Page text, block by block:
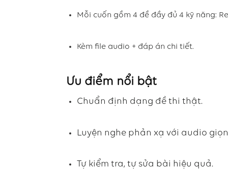
Mỗi cuốn gồm 4 đề đầy đủ 4 kỹ năng:
Kèm file audio + đáp án chi tiết.
Ưu điểm nổi bật
Chuẩn định dạng đề thi thật.
Luyện nghe phản xạ với audio
Tự kiểm tra, tự sửa bài hiệu quả.